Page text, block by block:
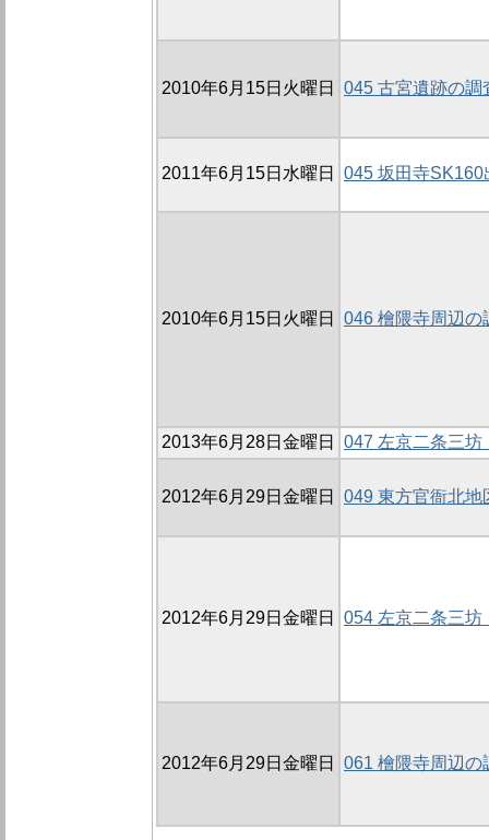
2010年6月15日火曜日 045 古宮遺跡の調
2011年6月15日水曜日 045 坂田寺SK160
2010年6月15日火曜日 046 檜隈寺周辺の
2013年6月28日金曜日 047 左京二条三坊
2012年6月29日金曜日 049 東方官衙北
2012年6月29日金曜日 054 左京二条三
2012年6月29日金曜日 061 檜隈寺周辺